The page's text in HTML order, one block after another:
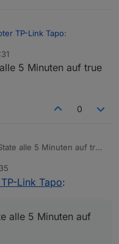
TP-Link Tapo:
Farbe verändert oder
so. Ich habe von Tapo
info
info
info
info
info
info
5 Minuten auf true
0
alle 5 Minuten auf true
Link Tapo:
alle 5 Minuten auf